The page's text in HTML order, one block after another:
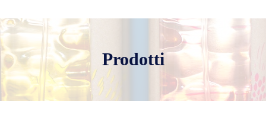
Prodotti